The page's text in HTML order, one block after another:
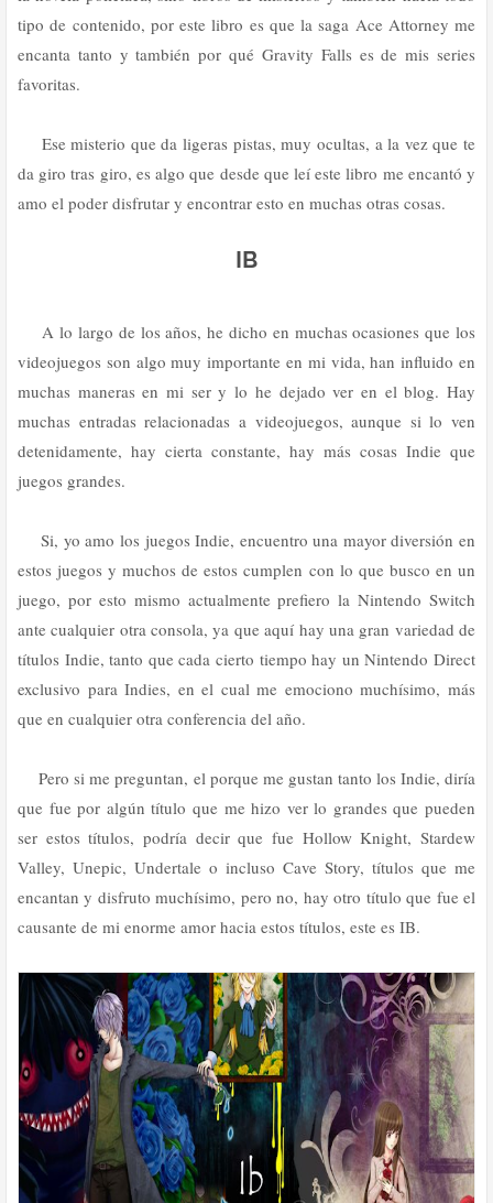
tipo de contenido, por este libro es que la saga Ace Attorney me
encanta tanto y también por qué Gravity Falls es de mis series
favoritas.
Ese misterio que da ligeras pistas, muy ocultas, a la vez que te
da giro tras giro, es algo que desde que leí este libro me encantó y
amo el poder disfrutar y encontrar esto en muchas otras cosas.
IB
A lo largo de los años, he dicho en muchas ocasiones que los
videojuegos son algo muy importante en mi vida, han influido en
muchas maneras en mi ser y lo he dejado ver en el blog. Hay
muchas entradas relacionadas a videojuegos, aunque si lo ven
detenidamente, hay cierta constante, hay más cosas Indie que
juegos grandes.
Si, yo amo los juegos Indie, encuentro una mayor diversión en
estos juegos y muchos de estos cumplen con lo que busco en un
juego, por esto mismo actualmente prefiero la Nintendo Switch
ante cualquier otra consola, ya que aquí hay una gran variedad de
títulos Indie, tanto que cada cierto tiempo hay un Nintendo Direct
exclusivo para Indies, en el cual me emociono muchísimo, más
que en cualquier otra conferencia del año.
Pero si me preguntan, el porque me gustan tanto los Indie, diría
que fue por algún título que me hizo ver lo grandes que pueden
ser estos títulos, podría decir que fue Hollow Knight, Stardew
Valley, Unepic, Undertale o incluso Cave Story, títulos que me
encantan y disfruto muchísimo, pero no, hay otro título que fue el
causante de mi enorme amor hacia estos títulos, este es IB.